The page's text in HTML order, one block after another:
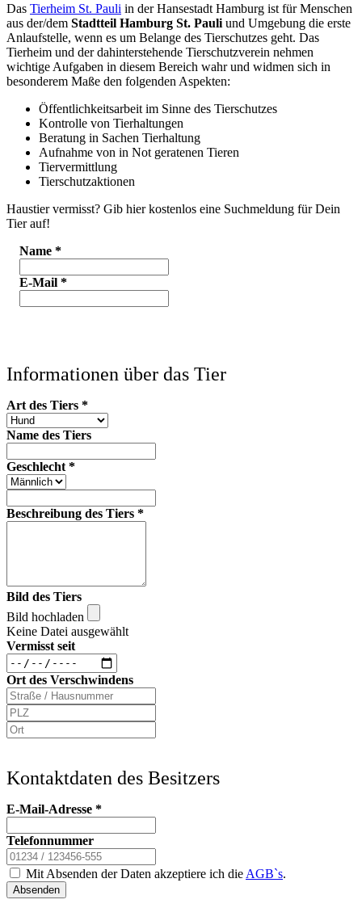
Das Tierheim St. Pauli in der Hansestadt Hamburg ist für Menschen
aus der/dem Stadtteil Hamburg St. Pauli und Umgebung die erste
Anlaufstelle, wenn es um Belange des Tierschutzes geht. Das
Tierheim und der dahinterstehende Tierschutzverein nehmen
wichtige Aufgaben in diesem Bereich wahr und widmen sich in
besonderem Maße den folgenden Aspekten:
Öffentlichkeitsarbeit im Sinne des Tierschutzes
Kontrolle von Tierhaltungen
Beratung in Sachen Tierhaltung
Aufnahme von in Not geratenen Tieren
Tiervermittlung
Tierschutzaktionen
Haustier vermisst? Gib hier kostenlos eine Suchmeldung für Dein
Tier auf!
Name *
E-Mail *
Informationen über das Tier
Art des Tiers *
Name des Tiers
Geschlecht *
Beschreibung des Tiers *
Bild des Tiers
Bild hochladen
Keine Datei ausgewählt
Vermisst seit
Ort des Verschwindens
Kontaktdaten des Besitzers
E-Mail-Adresse *
Telefonnummer
Mit Absenden der Daten akzeptiere ich die AGB`s.
Absenden